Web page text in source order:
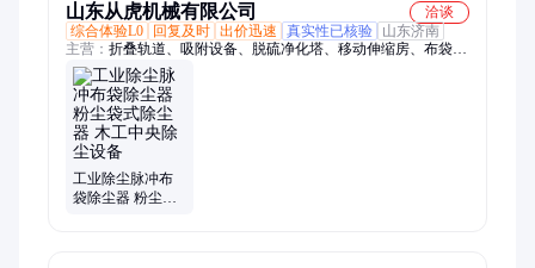
山东从虎机械有限公司
洽谈
综合体验L0
回复及时 出价迅速 真实性已核验
山东济南
主营： 折叠轨道、吸附设备、脱硫净化塔、移动伸缩房、布袋除
尘器、气旋水帘柜、不锈钢气旋塔、不锈钢喷淋塔、气动水旋喷
漆、废气处理设备、气旋混动喷淋塔、除尘过滤净化塔、喷淋
塔、气旋塔、湿电除尘
工业除尘脉冲布
袋除尘器 粉尘袋